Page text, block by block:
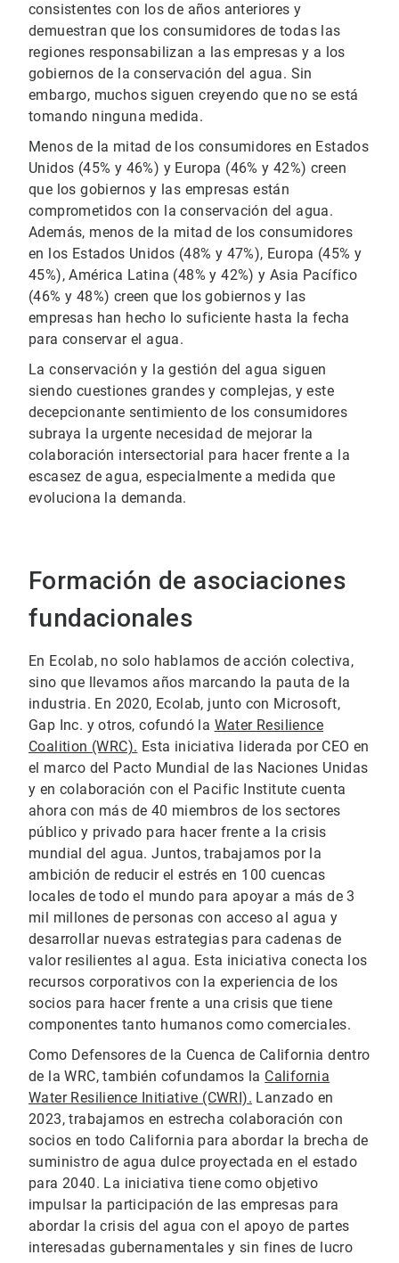
consistentes con los de años anteriores y
demuestran que los consumidores de todas las
regiones responsabilizan a las empresas y a los
gobiernos de la conservación del agua. Sin
embargo, muchos siguen creyendo que no se está
tomando ninguna medida.
Menos de la mitad de los consumidores en Estados
Unidos (45% y 46%) y Europa (46% y 42%) creen
que los gobiernos y las empresas están
comprometidos con la conservación del agua.
Además, menos de la mitad de los consumidores
en los Estados Unidos (48% y 47%), Europa (45% y
45%), América Latina (48% y 42%) y Asia Pacífico
(46% y 48%) creen que los gobiernos y las
empresas han hecho lo suficiente hasta la fecha
para conservar el agua.
La conservación y la gestión del agua siguen
siendo cuestiones grandes y complejas, y este
decepcionante sentimiento de los consumidores
subraya la urgente necesidad de mejorar la
colaboración intersectorial para hacer frente a la
escasez de agua, especialmente a medida que
evoluciona la demanda.
Formación de asociaciones
fundacionales
En Ecolab, no solo hablamos de acción colectiva,
sino que llevamos años marcando la pauta de la
industria. En 2020, Ecolab, junto con Microsoft,
Gap Inc. y otros, cofundó la Water Resilience
Coalition (WRC). Esta iniciativa liderada por CEO en
el marco del Pacto Mundial de las Naciones Unidas
y en colaboración con el Pacific Institute cuenta
ahora con más de 40 miembros de los sectores
público y privado para hacer frente a la crisis
mundial del agua. Juntos, trabajamos por la
ambición de reducir el estrés en 100 cuencas
locales de todo el mundo para apoyar a más de 3
mil millones de personas con acceso al agua y
desarrollar nuevas estrategias para cadenas de
valor resilientes al agua. Esta iniciativa conecta los
recursos corporativos con la experiencia de los
socios para hacer frente a una crisis que tiene
componentes tanto humanos como comerciales.
Como Defensores de la Cuenca de California dentro
de la WRC, también cofundamos la California
Water Resilience Initiative (CWRI). Lanzado en
2023, trabajamos en estrecha colaboración con
socios en todo California para abordar la brecha de
suministro de agua dulce proyectada en el estado
para 2040. La iniciativa tiene como objetivo
impulsar la participación de las empresas para
abordar la crisis del agua con el apoyo de partes
interesadas gubernamentales y sin fines de lucro